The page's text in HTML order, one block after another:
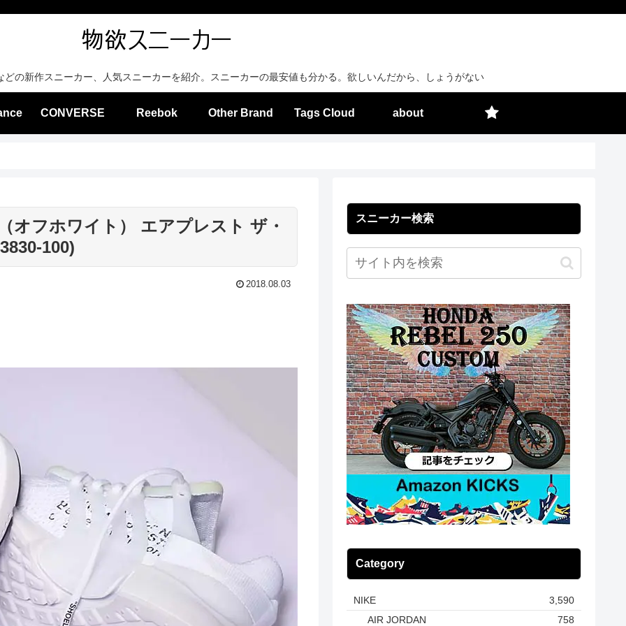
の新作スニーカー、人気スニーカーを紹介。スニーカーの最安値も分かる。欲しいんだから、しょうがない
CONVERSE Reebok Other Brand Tags Cloud about
オフホワイト） エアプレスト ザ・
100)
2018.08.03
スニーカー検索
Category
NIKE
3,590
AIR JORDAN
758